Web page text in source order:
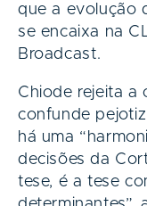
que a evolução
se encaixa na
Broadcast.
Chiode rejeita a
confunde
há uma
decisões da
tese, é a tese